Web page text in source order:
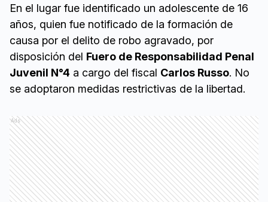
En el lugar fue identificado un adolescente de 16
años, quien fue notificado de la formación de
causa por el delito de robo agravado, por
disposición del Fuero de Responsabilidad Penal
Juvenil N°4 a cargo del fiscal Carlos Russo. No
se adoptaron medidas restrictivas de la libertad.
Ads